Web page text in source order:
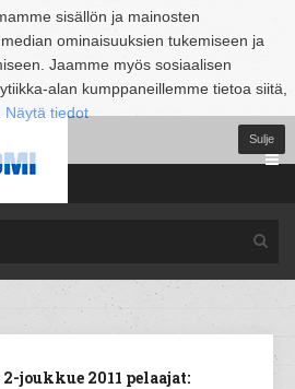
sisällön ja mainosten
ominaisuuksien tukemiseen ja
Jaamme myös sosiaalisen
alan kumppaneillemme tietoa siitä,
Näytä tiedot
Sulje
joukkue 2011 pelaajat: